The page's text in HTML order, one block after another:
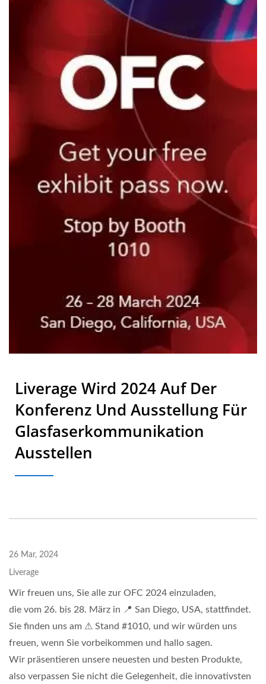
Liverage Wird 2024 Auf Der
Konferenz Und Ausstellung Für
Glasfaserkommunikation
Ausstellen
26 Mar, 2024
Liverage
Wir freuen uns, Sie alle zur OFC 2024 einzuladen,
die vom 26. bis 28. März in 📍 San Diego, USA, stattfindet.
Sie finden uns am ⚠ Stand #1010, und wir würden uns
freuen, wenn Sie vorbeikommen und hallo sagen.
Wir präsentieren unsere neuesten und besten Produkte,
also verpassen Sie nicht die Gelegenheit, die innovativsten